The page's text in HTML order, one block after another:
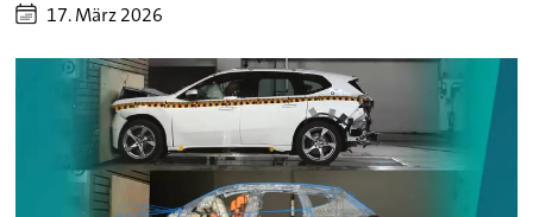
17. März 2026